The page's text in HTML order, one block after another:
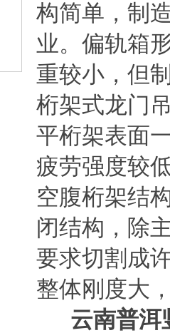
构简单，制
业。偏轨箱
重较小，但
桁架式龙门
平桁架表面
疲劳强度较
空腹桁架结
闭结构，除
要求切割成
整体刚度大
云南普洱